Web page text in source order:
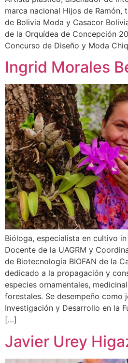
marca nacional Hijos de Ramón,
de Bolivia Moda y Casacor
de la Orquídea de Concepción
Concurso de Diseño y Moda
Ingrid Morales
Bióloga, especialista en cultivo
Docente de la UAGRM y
de Biotecnología BIOFAN de la
dedicado a la propagación y
especies ornamentales,
forestales. Se desempeño como
Investigación y Desarrollo en la
[…]
Javier Urey